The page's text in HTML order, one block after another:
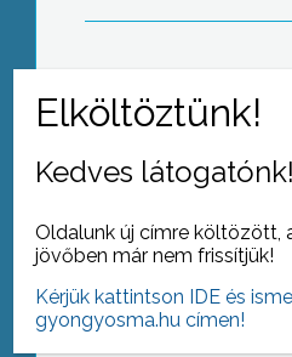
4 hetes tábort indított
Szabadidőpark és
Kedves látogatónk!
Oldalunk új címre költözött,
jövőben már nem frissítjük!
Kérjük kattintson IDE és
gyongyosma.hu címen!